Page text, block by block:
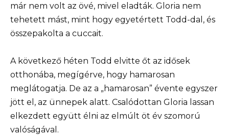
már nem volt az övé, mivel eladták. Gloria nem
tehetett mást, mint hogy egyetértett Todd-dal, és
összepakolta a cuccait.
A következő héten Todd elvitte őt az idősek
otthonába, megígérve, hogy hamarosan
meglátogatja. De az a „hamarosan” évente egyszer
jött el, az ünnepek alatt. Csalódottan Gloria lassan
elkezdett együtt élni az elmúlt öt év szomorú
valóságával.